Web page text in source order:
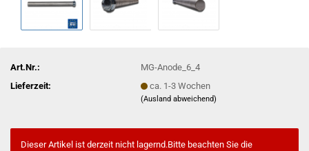
Art.Nr.:
MG-Anode_6_4
Lieferzeit:
ca. 1-3 Wochen
(Ausland abweichend)
Dieser Artikel ist derzeit nicht lagernd.Bitte beachten Sie die